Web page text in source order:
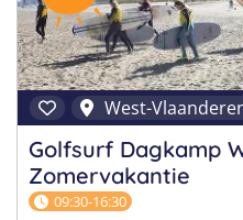
West-
Golfsurf Dagkamp
Zomervakantie
09:30-16:30